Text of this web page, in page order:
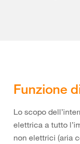
Funzione
Lo scopo
elettrica a tutto
non elettrici (aria